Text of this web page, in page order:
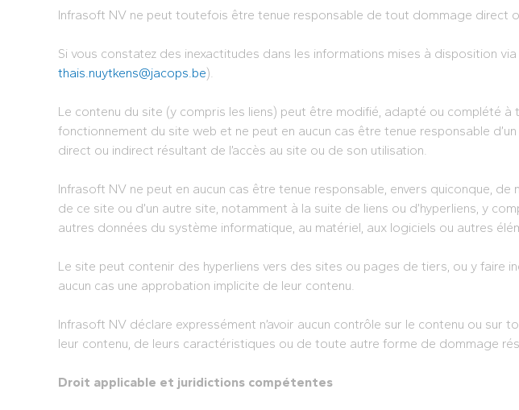
Infrasoft NV ne peut toutefois être tenue responsable de tout dommage direct
Si vous constatez des inexactitudes dans les informations mises à disposition
thais.nuytkens@jacops.be).
Le contenu du site (y compris les liens) peut être modifié, adapté ou complété
fonctionnement du site web et ne peut en aucun cas être tenue responsable
direct ou indirect résultant de l’accès au site ou de son utilisation.
Infrasoft NV ne peut en aucun cas être tenue responsable, envers quiconque,
de ce site ou d’un autre site, notamment à la suite de liens ou d’hyperliens, y
autres données du système informatique, au matériel, aux logiciels ou autres
Le site peut contenir des hyperliens vers des sites ou pages de tiers, ou y faire
aucun cas une approbation implicite de leur contenu.
Infrasoft NV déclare expressément n’avoir aucun contrôle sur le contenu ou
leur contenu, de leurs caractéristiques ou de toute autre forme de dommage
Droit applicable et juridictions compétentes